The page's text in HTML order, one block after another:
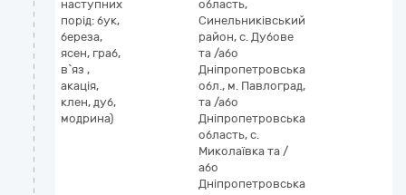
наступних
порід: бук,
береза,
ясен, граб,
в`яз ,
акація,
клен, дуб,
модрина)
область,
Синельниківський
район, с. Дубове
та /або
Дніпропетровська
обл., м. Павлоград,
та /або
Дніпропетровська
область, с.
Миколаївка та /
або
Дніпропетровська